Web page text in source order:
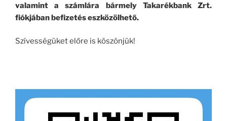
valamint a számlára bármely Takarékbank Zrt.
fiókjában befizetés eszközölhető.
Szívességüket előre is köszönjük!